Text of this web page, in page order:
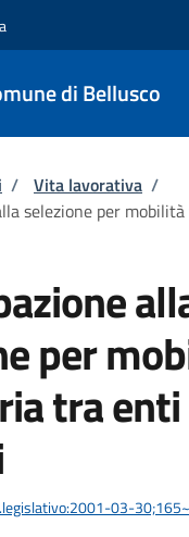
di Bellusco
pane
/ Vita lavorativa /
selezione per
per
tra enti
03-